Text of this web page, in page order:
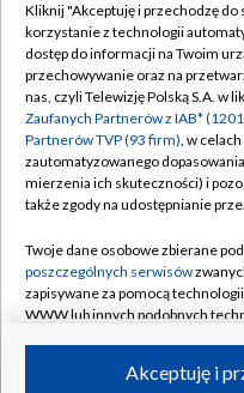
Abonament TVP
Emisja w TVP
Centrum informacji TVP
Naziemna Telewizja
Rada Programowa
System NOS
Informacje o nadawcy
Program dla prasy
Kliknij "Akceptuję i przechodzę do
korzystanie z technologii
dostęp do informacji na Twoim
przechowywanie oraz na
nas, czyli Telewizję Polską S.A. w
Zaufanych Partnerów z IAB*
Partnerów TVP (93 firm), w
zautomatyzowanego
mierzenia ich skuteczności) i
także zgody na udostępnianie
Twoje dane osobowe zbierane
poszczególnych serwisów
zapisywane za pomocą
WWW lub innych podobnych
ruchu w Internecie.Akceptuję i